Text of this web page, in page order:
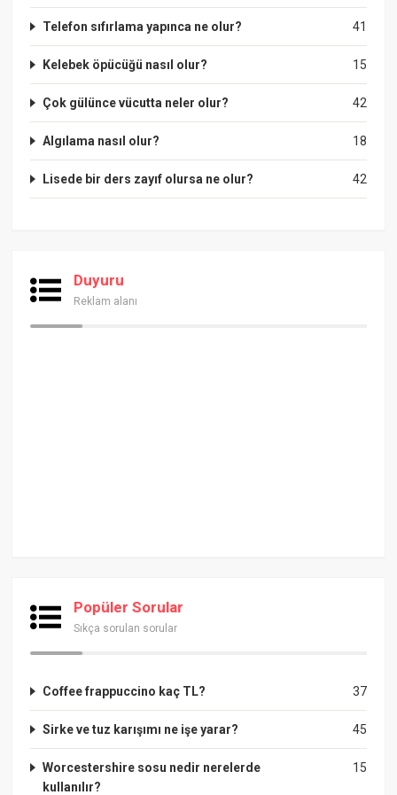
41
Telefon sıfırlama yapınca ne olur?
15
Kelebek öpücüğü nasıl olur?
42
Çok gülünce vücutta neler olur?
18
Algılama nasıl olur?
42
Lisede bir ders zayıf olursa ne olur?
Duyuru
Reklam alanı
Popüler Sorular
Sıkça sorulan sorular
37
Coffee frappuccino kaç TL?
45
Sirke ve tuz karışımı ne işe yarar?
15
Worcestershire sosu nedir nerelerde
kullanılır?